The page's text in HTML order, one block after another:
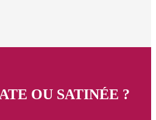
OU SATINÉE ?